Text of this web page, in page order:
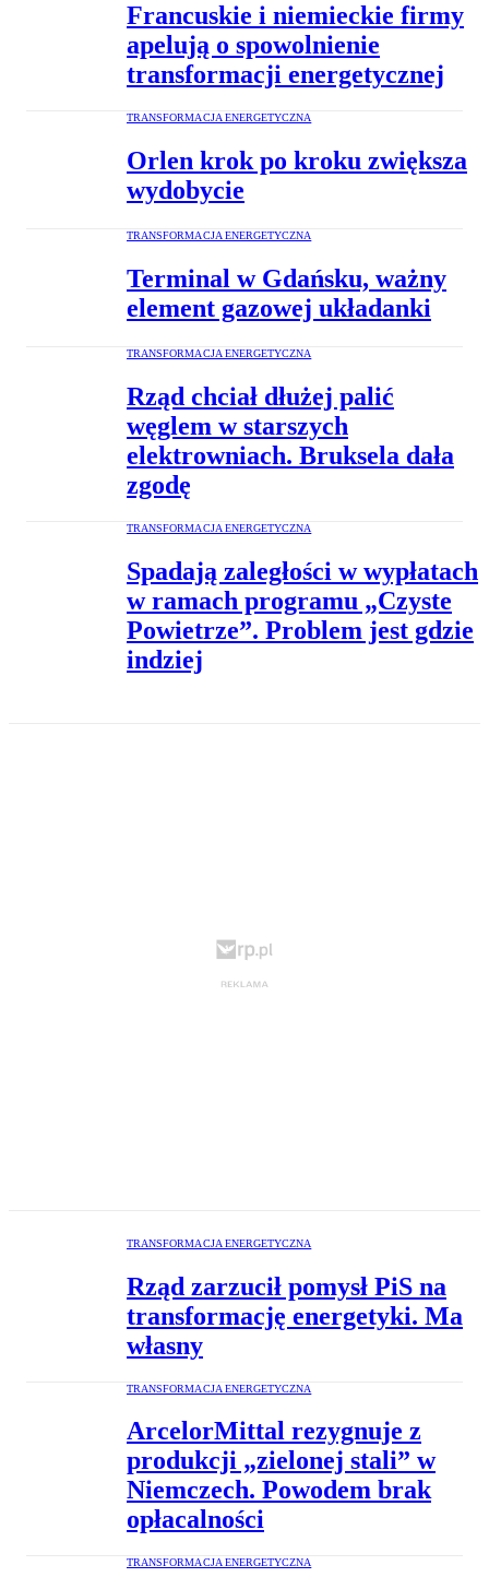
Francuskie i niemieckie firmy
apelują o spowolnienie
transformacji energetycznej
TRANSFORMACJA ENERGETYCZNA
Orlen krok po kroku zwiększa
wydobycie
TRANSFORMACJA ENERGETYCZNA
Terminal w Gdańsku, ważny
element gazowej układanki
TRANSFORMACJA ENERGETYCZNA
Rząd chciał dłużej palić
węglem w starszych
elektrowniach. Bruksela dała
zgodę
TRANSFORMACJA ENERGETYCZNA
Spadają zaległości w wypłatach
w ramach programu „Czyste
Powietrze”. Problem jest gdzie
indziej
TRANSFORMACJA ENERGETYCZNA
Rząd zarzucił pomysł PiS na
transformację energetyki. Ma
własny
TRANSFORMACJA ENERGETYCZNA
ArcelorMittal rezygnuje z
produkcji „zielonej stali” w
Niemczech. Powodem brak
opłacalności
TRANSFORMACJA ENERGETYCZNA